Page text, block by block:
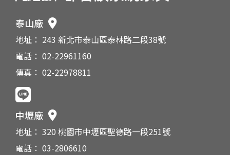
泰山廠
地址： 243 新北市泰山區泰林路二段38號
電話： 02-22961160
傳真： 02-22978811
中壢廠
地址： 320 桃園市中壢區聖德路一段251號
電話： 03-2806610